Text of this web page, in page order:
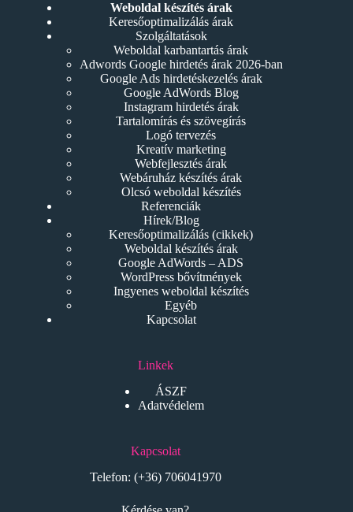
Weboldal készítés árak
Keresőoptimalizálás árak
Szolgáltatások
Weboldal karbantartás árak
Adwords Google hirdetés árak 2026-ban
Google Ads hirdetéskezelés árak
Google AdWords Blog
Instagram hirdetés árak
Tartalomírás és szövegírás
Logó tervezés
Kreatív marketing
Webfejlesztés árak
Webáruház készítés árak
Olcsó weboldal készítés
Referenciák
Hírek/Blog
Keresőoptimalizálás (cikkek)
Weboldal készítés árak
Google AdWords – ADS
WordPress bővítmények
Ingyenes weboldal készítés
Egyéb
Kapcsolat
Linkek
ÁSZF
Adatvédelem
Kapcsolat
Telefon: (+36) 706041970